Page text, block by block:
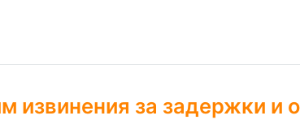
извинения за задержки и